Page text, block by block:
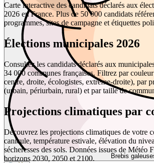
Brebis
Carte interactive des candidats déclarés aux
2026 en France. Plus de 50 000 candidats
programmes, sites de campagne et étiquettes
Élections municipales 2026
Consultez les candidats déclarés aux
34 000 communes françaises. Filtrez par
centre, droite, écologistes, extrême-droite), par
(urbain, périurbain, rural) et par taille de
Projections climatiques par
Découvrez les projections climatiques de votre
canicule, température estivale, élévation du
sécheresses des sols. Données issues de Météo
horizons 2030, 2050 et 2100.